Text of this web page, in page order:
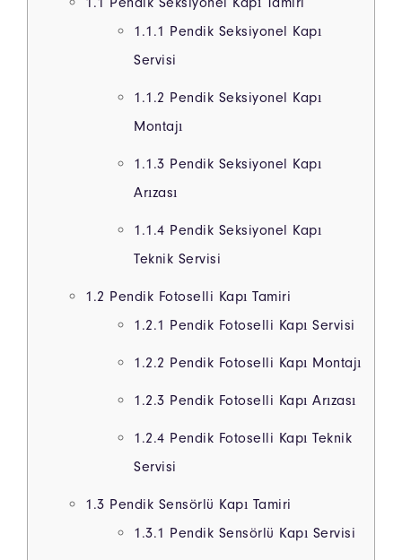
1.1.1 Pendik Seksiyonel Kapı
Servisi
1.1.2 Pendik Seksiyonel Kapı
Montajı
1.1.3 Pendik Seksiyonel Kapı
Arızası
1.1.4 Pendik Seksiyonel Kapı
Teknik Servisi
1.2 Pendik Fotoselli Kapı Tamiri
1.2.1 Pendik Fotoselli Kapı Servisi
1.2.2 Pendik Fotoselli Kapı Montajı
1.2.3 Pendik Fotoselli Kapı Arızası
1.2.4 Pendik Fotoselli Kapı Teknik
Servisi
1.3 Pendik Sensörlü Kapı Tamiri
1.3.1 Pendik Sensörlü Kapı Servisi